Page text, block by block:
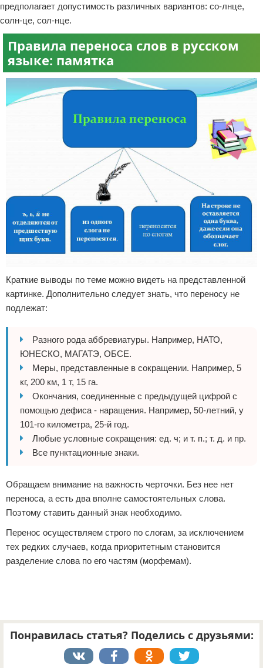
предполагает допустимость различных вариантов: со-лнце,
солн-це, сол-нце.
Правила переноса слов в русском
языке: памятка
Краткие выводы по теме можно видеть на представленной
картинке. Дополнительно следует знать, что переносу не
подлежат:
Разного рода аббревиатуры. Например, НАТО,
ЮНЕСКО, МАГАТЭ, ОБСЕ.
Меры, представленные в сокращении. Например, 5
кг, 200 км, 1 т, 15 га.
Окончания, соединенные с предыдущей цифрой с
помощью дефиса - наращения. Например, 50-летний, у
101-го километра, 25-й год.
Любые условные сокращения: ед. ч; и т. п.; т. д. и пр.
Все пунктационные знаки.
Обращаем внимание на важность черточки. Без нее нет
переноса, а есть два вполне самостоятельных слова.
Поэтому ставить данный знак необходимо.
Перенос осуществляем строго по слогам, за исключением
тех редких случаев, когда приоритетным становится
разделение слова по его частям (морфемам).
Понравилась статья? Поделись с друзьями: